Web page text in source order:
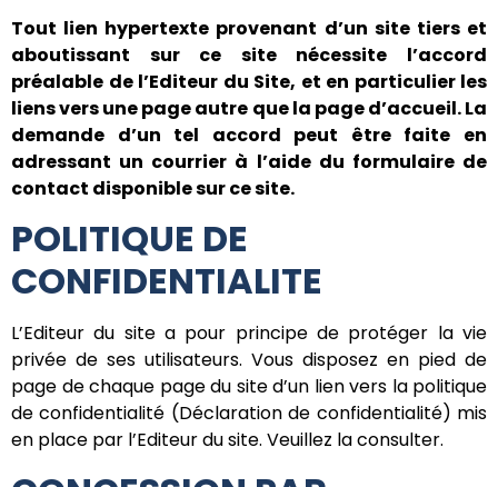
Tout lien hypertexte provenant d’un site tiers et
aboutissant sur ce site nécessite l’accord
préalable de l’Editeur du Site, et en particulier les
liens vers une page autre que la page d’accueil. La
demande d’un tel accord peut être faite en
adressant un courrier à l’aide du formulaire de
contact disponible sur ce site.
POLITIQUE DE
CONFIDENTIALITE
L’Editeur du site a pour principe de protéger la vie
privée de ses utilisateurs. Vous disposez en pied de
page de chaque page du site d’un lien vers la politique
de confidentialité (Déclaration de confidentialité) mis
en place par l’Editeur du site. Veuillez la consulter.